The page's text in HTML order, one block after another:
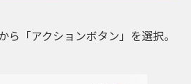
ら「アクションボタン」を選択。